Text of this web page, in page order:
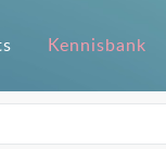
Kennisbank